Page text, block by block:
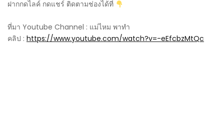
ฝากกดไลค์ กดแชร์ ติดตามช่องได้ที่
ที่มา Youtube Channel : แม่ไหม พาทำ
คลิป : https://www.youtube.com/watch?v=-eEfcbzMtQc